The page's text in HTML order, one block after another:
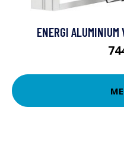
ENERGI